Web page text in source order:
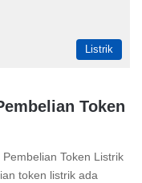
Listrik
Token
Token Listrik
token listrik ada